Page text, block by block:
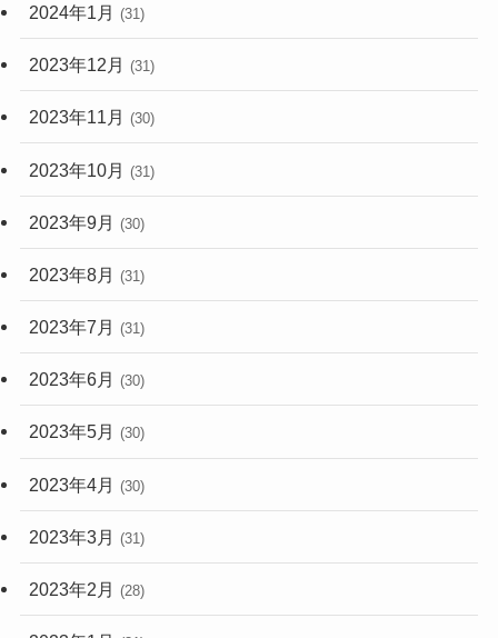
2024年1月 (31)
2023年12月 (31)
2023年11月 (30)
2023年10月 (31)
2023年9月 (30)
2023年8月 (31)
2023年7月 (31)
2023年6月 (30)
2023年5月 (30)
2023年4月 (30)
2023年3月 (31)
2023年2月 (28)